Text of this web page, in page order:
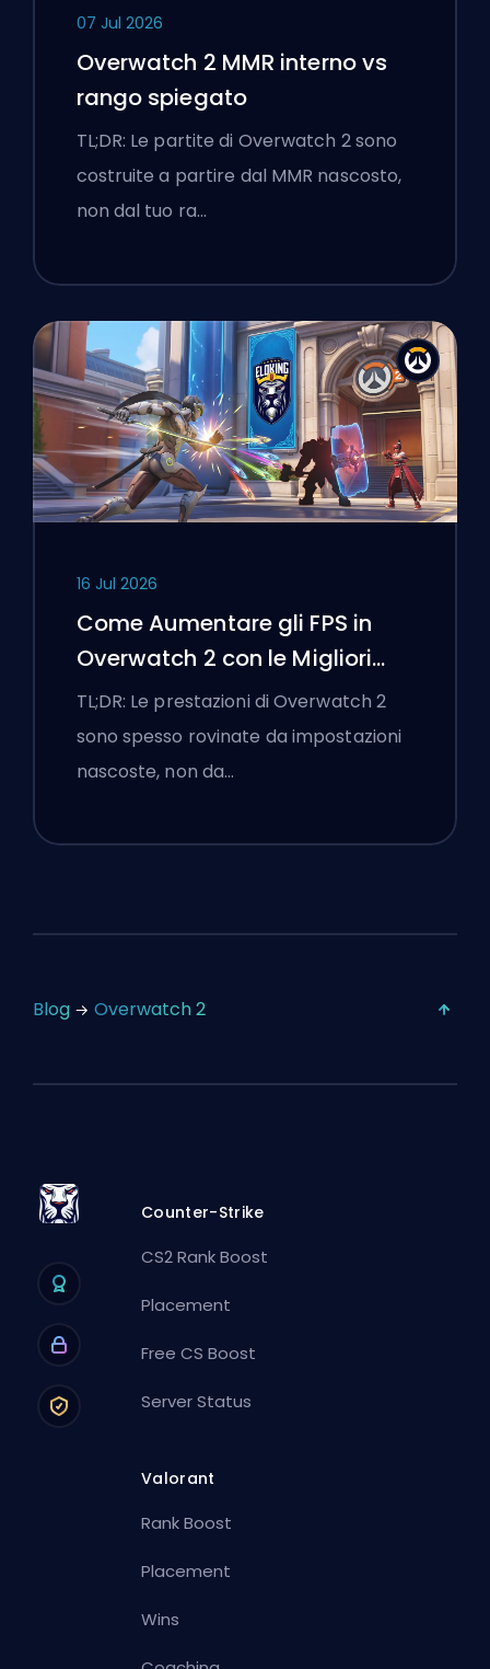
07 Jul 2026
Overwatch 2 MMR interno vs
rango spiegato
TL;DR: Le partite di Overwatch 2 sono
costruite a partire dal MMR nascosto,
non dal tuo ra…
16 Jul 2026
Come Aumentare gli FPS in
Overwatch 2 con le Migliori
Impostazioni
TL;DR: Le prestazioni di Overwatch 2
sono spesso rovinate da impostazioni
nascoste, non da…
Blog Overwatch 2
Counter-Strike
CS2 Rank Boost
Placement
Free CS Boost
Server Status
Valorant
Rank Boost
Placement
Wins